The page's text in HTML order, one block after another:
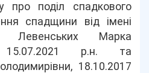
про поділ спадкового
спадщини від імені
Левенських Марка
15.07.2021 р.н. та
18.10.2017